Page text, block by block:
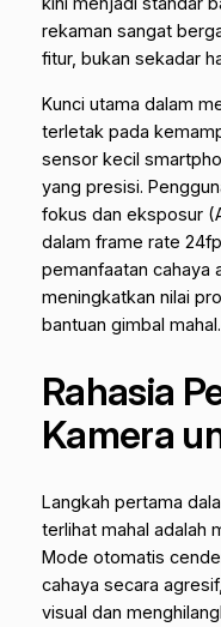
rekaman sangat
fitur, bukan sekadar
Kunci utama dalam
terletak pada
sensor kecil
yang presisi.
fokus dan eksposur
dalam frame rate
pemanfaatan cahaya
meningkatkan nilai
bantuan gimbal mahal.
Rahasia
Kamera
Langkah pertama
terlihat mahal adalah
Mode otomatis
cahaya secara
visual dan